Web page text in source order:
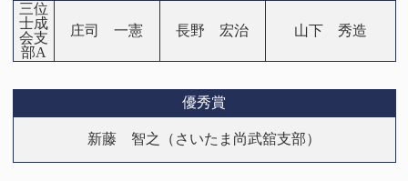
三位
士成
会支
部A
庄司 一憲 長野 宏治 山下 秀造
優秀賞
新藤 智之（さいたま尚武舘支部）